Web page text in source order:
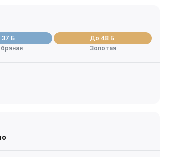
Б
До 48 Б
Золотая